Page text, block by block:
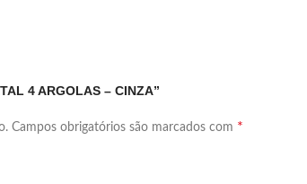
4 ARGOLAS – CINZA”
Campos obrigatórios são marcados com *